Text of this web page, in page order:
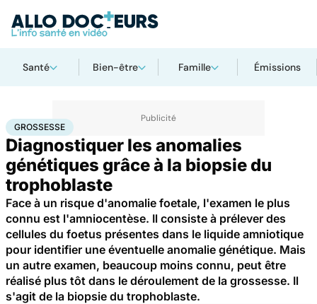
Santé Bien-être Famille Émissions
AccueilSantéMaladies
GROSSESSE
Diagnostiquer les anomalies
génétiques grâce à la biopsie du
trophoblaste
Face à un risque d'anomalie foetale, l'examen le plus
connu est l'amniocentèse. Il consiste à prélever des
cellules du foetus présentes dans le liquide amniotique
pour identifier une éventuelle anomalie génétique. Mais
un autre examen, beaucoup moins connu, peut être
réalisé plus tôt dans le déroulement de la grossesse. Il
s'agit de la biopsie du trophoblaste.